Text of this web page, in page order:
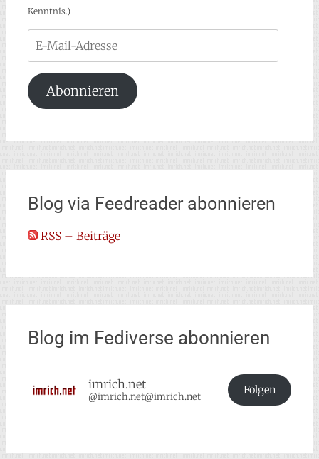
Kenntnis.)
Mail-
Adresse
Abonnieren
Blog via Feedreader abonnieren
RSS – Beiträge
Blog im Fediverse abonnieren
imrich.net
@imrich.net@imrich.net
Folgen